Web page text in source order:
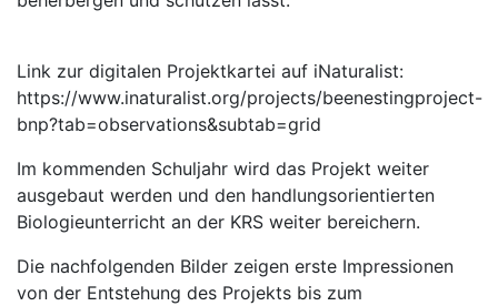
Link zur digitalen Projektkartei auf iNaturalist:
https://www.inaturalist.org/projects/beenestingproject-
bnp?tab=observations&subtab=grid
Im kommenden Schuljahr wird das Projekt weiter
ausgebaut werden und den handlungsorientierten
Biologieunterricht an der KRS weiter bereichern.
Die nachfolgenden Bilder zeigen erste Impressionen
von der Entstehung des Projekts bis zum